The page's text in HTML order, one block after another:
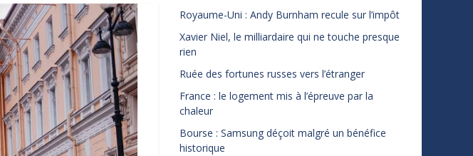
Royaume-Uni : Andy Burnham recule sur l’impôt
Xavier Niel, le milliardaire qui ne touche presque
rien
Ruée des fortunes russes vers l’étranger
France : le logement mis à l’épreuve par la
chaleur
Bourse : Samsung déçoit malgré un bénéfice
historique